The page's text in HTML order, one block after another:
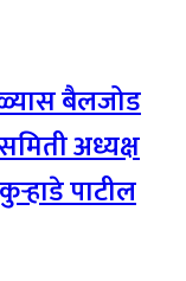
बैलजोड
अध्यक्ष
पाटील